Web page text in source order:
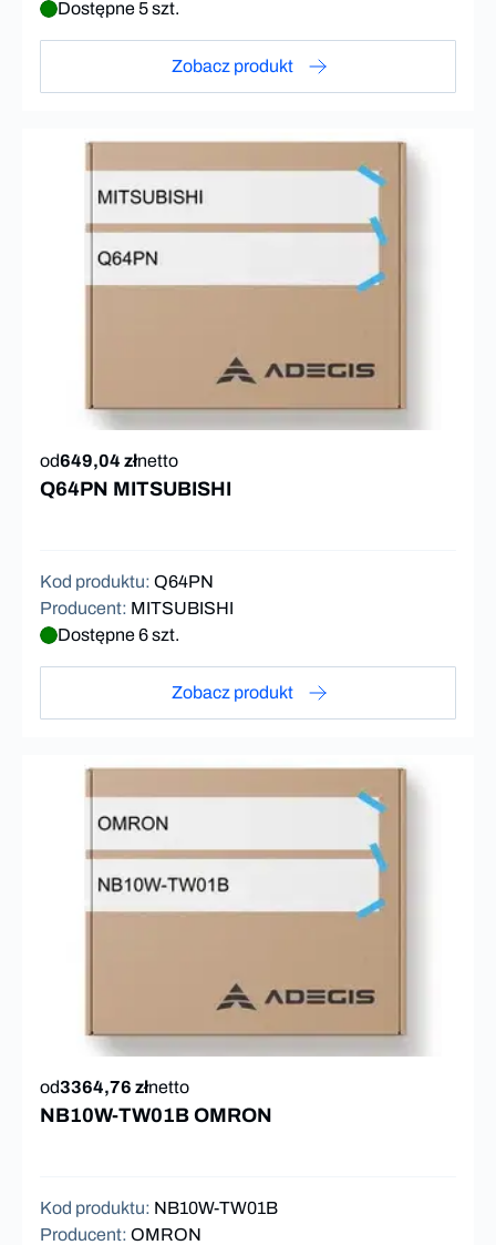
Dostępne 5 szt.
Zobacz produkt
od649,04 złnetto
Q64PN MITSUBISHI
Kod produktu: Q64PN
Producent: MITSUBISHI
Dostępne 6 szt.
Zobacz produkt
od3364,76 złnetto
NB10W-TW01B OMRON
Kod produktu: NB10W-TW01B
Producent: OMRON